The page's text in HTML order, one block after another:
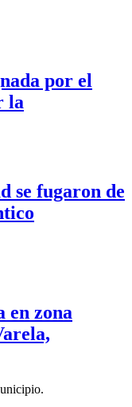
por el
la
se fugaron de
en zona